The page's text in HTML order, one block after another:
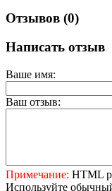
Отзывов (0)
Написать отзыв
Ваше имя:
Ваш отзыв:
Примечание: HTML
Используйте